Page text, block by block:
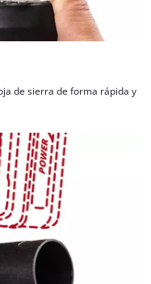
de sierra de forma rápida y